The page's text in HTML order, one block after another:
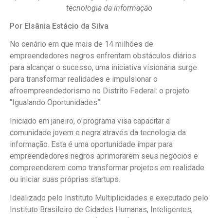
tecnologia da informação
Por Elsânia Estácio da Silva
No cenário em que mais de 14 milhões de
empreendedores negros enfrentam obstáculos diários
para alcançar o sucesso, uma iniciativa visionária surge
para transformar realidades e impulsionar o
afroempreendedorismo no Distrito Federal: o projeto
“Igualando Oportunidades”.
Iniciado em janeiro, o programa visa capacitar a
comunidade jovem e negra através da tecnologia da
informação. Esta é uma oportunidade ímpar para
empreendedores negros aprimorarem seus negócios e
compreenderem como transformar projetos em realidade
ou iniciar suas próprias startups.
Idealizado pelo Instituto Multiplicidades e executado pelo
Instituto Brasileiro de Cidades Humanas, Inteligentes,